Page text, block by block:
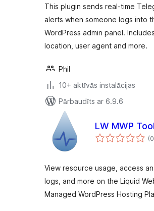
This plugin sends real-time
alerts when someone logs into
WordPress admin panel. Includes
location, user agent and more.
Phil
10+ aktīvās instalācijas
Pārbaudīts ar 6.9.6
LW MWP
(0
View resource usage, access
logs, and more on the Liquid
Managed WordPress Hosting